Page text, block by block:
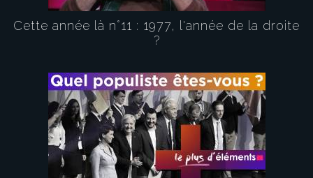
Cette année là n°11 : 1977, l'année de la droite
?